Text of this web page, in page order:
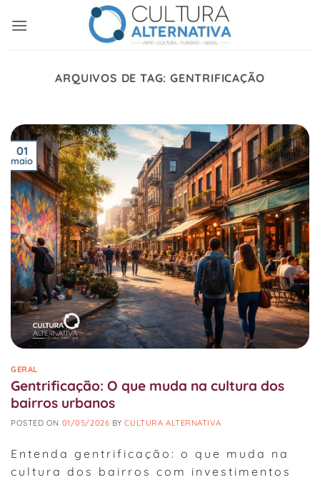
ARQUIVOS DE TAG:GENTRIFICAÇÃO
01
maio
GERAL
Gentrificação: O que muda na cultura dos
bairros urbanos
POSTED ON 01/05/2026 BYCULTURA ALTERNATIVA
Entenda gentrificação: o que muda na
cultura dos bairros com investimentos